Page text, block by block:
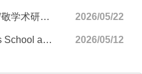
宇宙学前沿研讨会 2026/05/22
(PASW26) 2026/05/12